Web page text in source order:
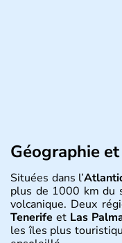
Géographie
Situées dans l’
plus de 1000 km du
volcanique. Deux
Tenerife et Las
les îles plus